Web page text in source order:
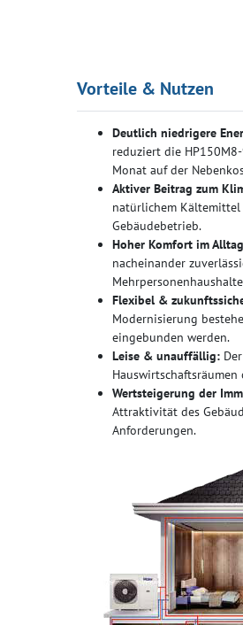
Vorteile & Nutzen
Deutlich niedrigere
reduziert die
Monat auf der
Aktiver Beitrag zum
natürlichem
Gebäudebetrieb.
Hoher Komfort im
nacheinander
Flexibel &
Modernisierung
eingebunden werden.
Leise & unauffällig:
Wertsteigerung der
Attraktivität des
Anforderungen.